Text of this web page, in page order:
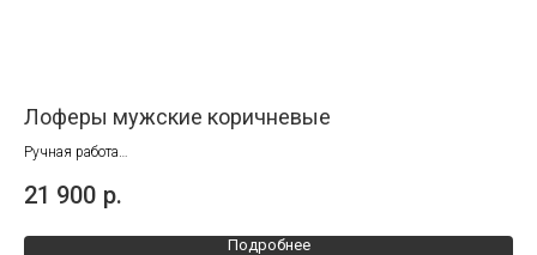
Лоферы мужские коричневые
Ручная работа
21 900 р.
Подробнее